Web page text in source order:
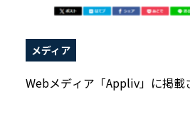
メディア
Webメディア「Appliv」に掲載